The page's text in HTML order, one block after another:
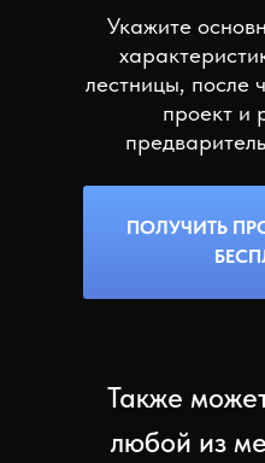
Укажите
лестницы, после
проект и
ПОЛУЧИТЬ
Также
любой из